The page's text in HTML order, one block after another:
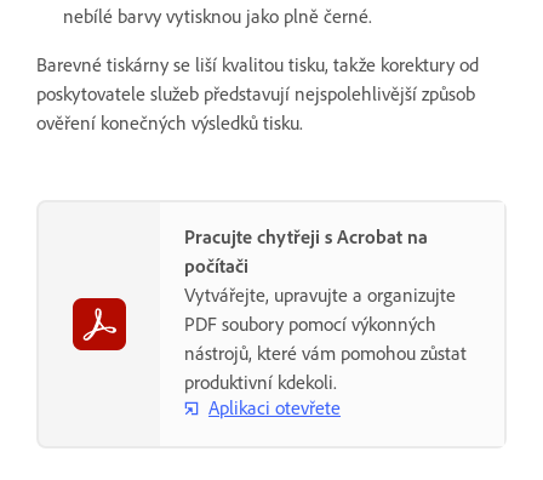
nebílé barvy vytisknou jako plně černé.
Barevné tiskárny se liší kvalitou tisku, takže korektury od
poskytovatele služeb představují nejspolehlivější způsob
ověření konečných výsledků tisku.
Pracujte chytřeji s Acrobat na
počítači
Vytvářejte, upravujte a organizujte
PDF soubory pomocí výkonných
nástrojů, které vám pomohou zůstat
produktivní kdekoli.
Aplikaci otevřete